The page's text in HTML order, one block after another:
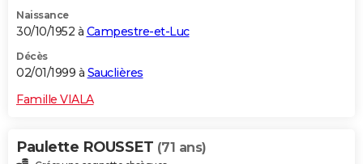
Naissance
30/10/1952 à Campestre-et-Luc
Décès
02/01/1999 à Sauclières
Famille VIALA
Paulette ROUSSET (71 ans)